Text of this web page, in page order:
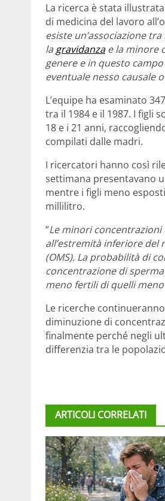
La ricerca è stata
di medicina del lavoro
esiste un’associazione
la gravidanzae la minore
genere e in questo
eventuale nesso causale
L’equipe ha esaminato
tra il 1984 e il 1987. I figli
18 e i 21 anni,
compilati dalle madri.
I ricercatori hanno così
settimana presentavano
mentre i figli meno
millilitro.
“Le minori
all’estremità inferiore del
(OMS). La probabilità di
concentrazione di
meno fertili di quelli
Le ricerche
diminuzione di
finalmente perché negli
differenzia tra le
ARTICOLI CORRELATI